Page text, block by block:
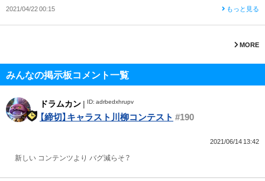
2021/04/22 00:15 もっと見る
MORE
みんなの掲示板コメント一覧
ドラムカン | ID: adrbedxhrupv
【締切】キャラスト川柳コンテスト #190
2021/06/14 13:42
新しい コンテンツより バグ減らそ？